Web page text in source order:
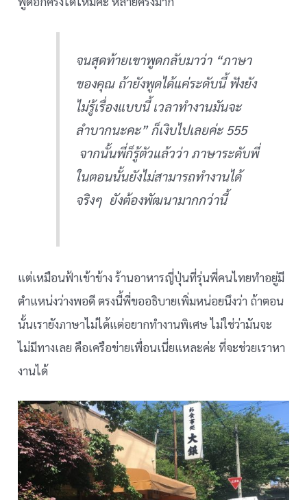
จนสุดท้ายเขาพูดกลับมาว่า “ภาษา
ของคุณ ถ้ายังพูดได้แค่ระดับนี้ ฟังยัง
ไม่รู้เรื่องแบบนี้ เวลาทำงานมันจะ
ลำบากนะคะ” ก็เงิบไปเลยค่ะ 555
จากนั้นพี่ก็รู้ตัวแล้วว่า ภาษาระดับพี่
ในตอนนั้นยังไม่สามารถทำงานได้
จริงๆ ยังต้องพัฒนามากกว่านี้
แต่เหมือนฟ้าเข้าข้าง ร้านอาหารญี่ปุ่นที่รุ่นพี่คนไทยทำอยู่มี
ตำแหน่งว่างพอดี ตรงนี้พี่ขออธิบายเพิ่มหน่อยนึงว่า ถ้าตอน
นั้นเรายังภาษาไม่ได้แต่อยากทำงานพิเศษ ไม่ใช่ว่ามันจะ
ไม่มีทางเลย คือเครือข่ายเพื่อนเนี่ยแหละค่ะ ที่จะช่วยเราหา
งานได้